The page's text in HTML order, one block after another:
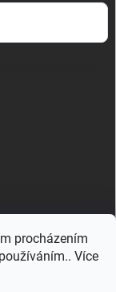
procházením
Více